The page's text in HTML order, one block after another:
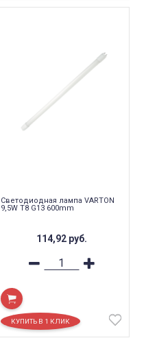
Светодиодная лампа VARTON
9,5W T8 G13 600mm
114,92 руб.